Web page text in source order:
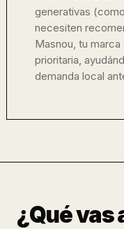
generativas
necesiten
Masnou, tu
prioritaria,
demanda local
¿Qué vas